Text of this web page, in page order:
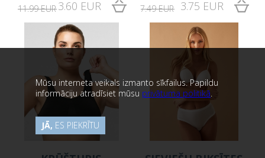
Mūsu interneta veikals izmanto sīkfailus. Papildu
informāciju atradīsiet mūsu privātuma politikā.
JĀ, ES PIEKRĪTU
11.99 EUR 3.60 EUR 7.49 EUR 3.75 EUR